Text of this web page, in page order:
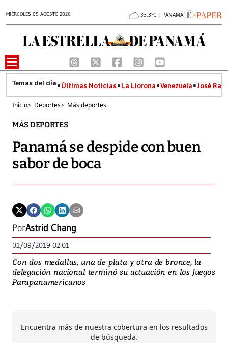
MIÉRCOLES 05 AGOSTO 2026 33.3°C | PANAMÁ
Últimas Noticias La Llorona Venezuela José
Inicio> Deportes> Más deportes
MÁS DEPORTES
Panamá se despide con buen
sabor de boca
PorAstrid Chang
01/09/2019 02:01
Con dos medallas, una de plata y otra de bronce, la
delegación nacional terminó su actuación en los Juegos
Parapanamericanos
Encuentra más de nuestra cobertura en los resultados
de búsqueda.